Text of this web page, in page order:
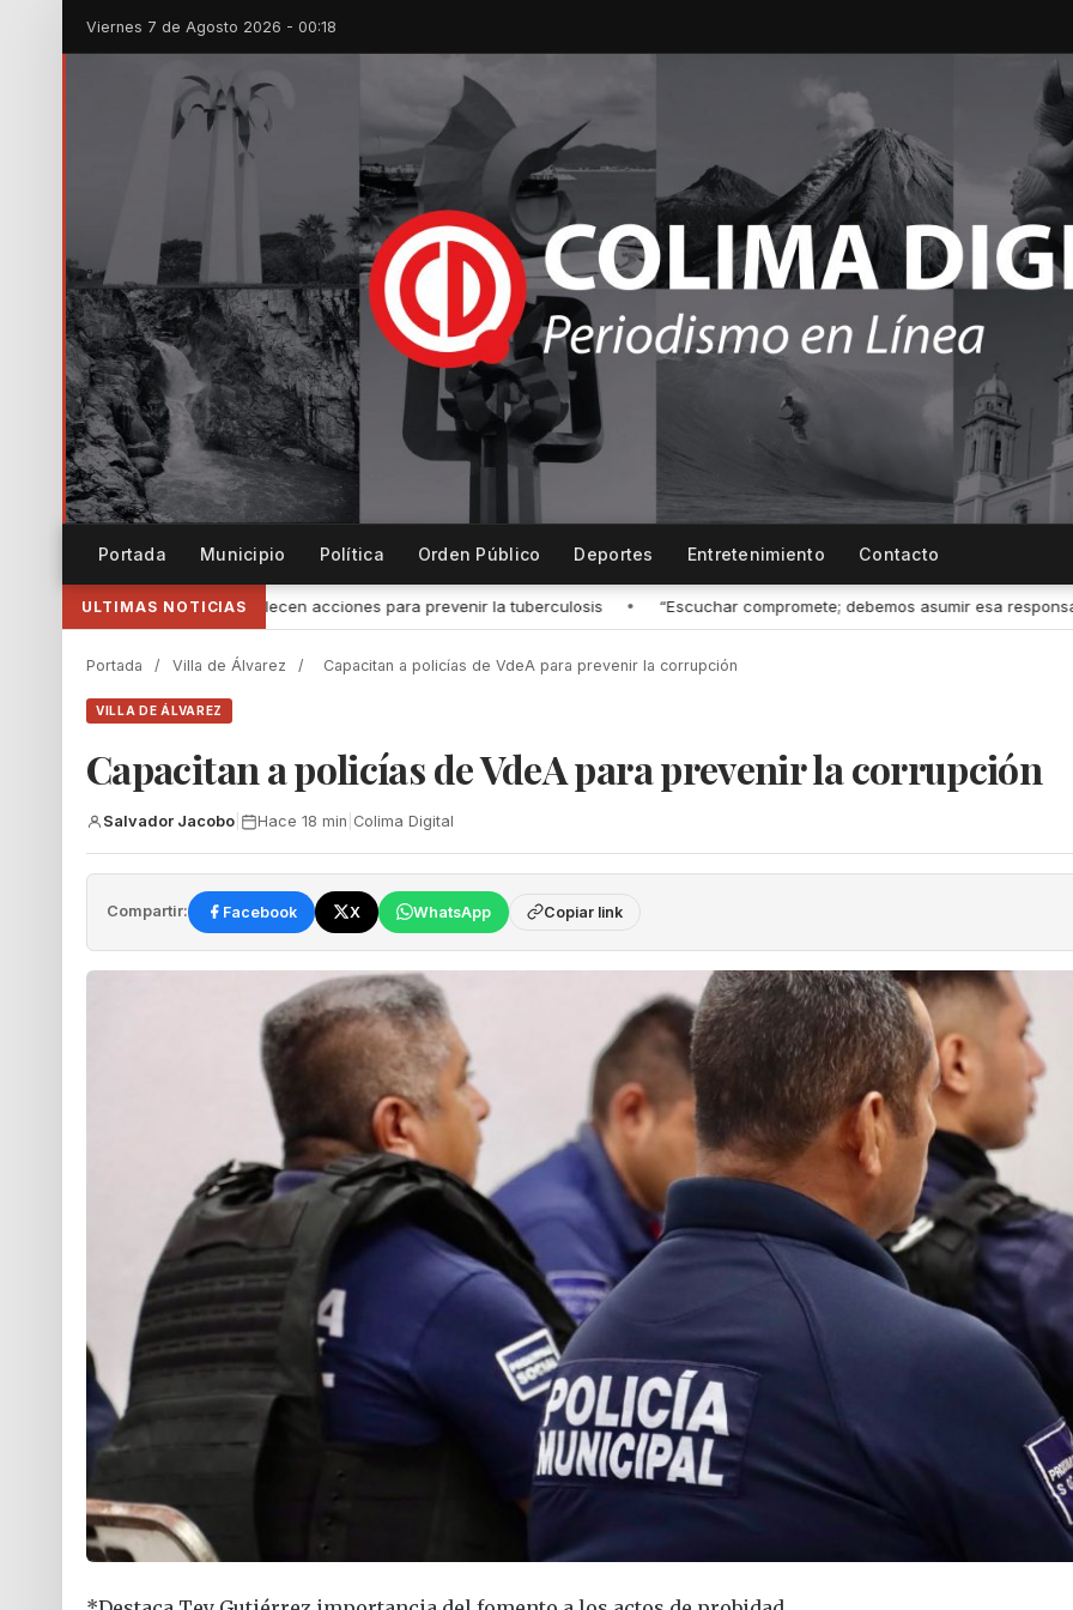
Viernes 7 de Agosto 2026 - 00:18
Portada Municipio Política Orden Público Deportes Entretenimiento Contacto
ULTIMAS NOTICIAS
para prevenir la tuberculosis • “Escuchar compromete; debemos asumir esa responsabilidad” afirmó Mely Romero •
Portada / Villa de Álvarez / ‎Capacitan a policías de VdeA ‎para prevenir la corrupción
VILLA DE ÁLVAREZ
‎Capacitan a policías de VdeA ‎para prevenir la corrupción
Salvador Jacobo Hace 18 min Colima Digital
Compartir: Facebook X WhatsApp Copiar link